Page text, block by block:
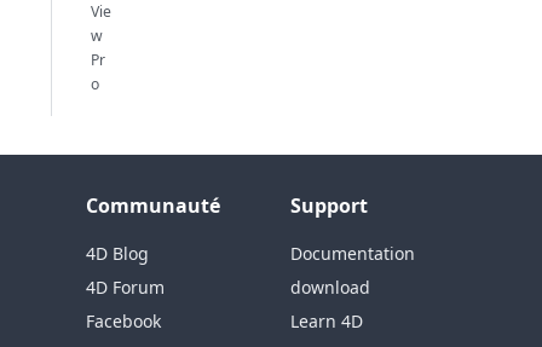
Vie
w
Pr
o
Communauté
4D Blog
4D Forum
Facebook
Support
Documentation
download
Learn 4D